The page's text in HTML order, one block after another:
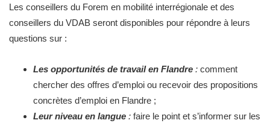
Les conseillers du Forem en mobilité interrégionale et des
conseillers du VDAB seront disponibles pour répondre à leurs
questions sur :
Les opportunités de travail en Flandre : comment
chercher des offres d’emploi ou recevoir des propositions
concrètes d’emploi en Flandre ;
Leur niveau en langue : faire le point et s’informer sur les